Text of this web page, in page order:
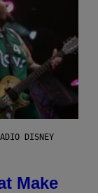
DISNEY
Make